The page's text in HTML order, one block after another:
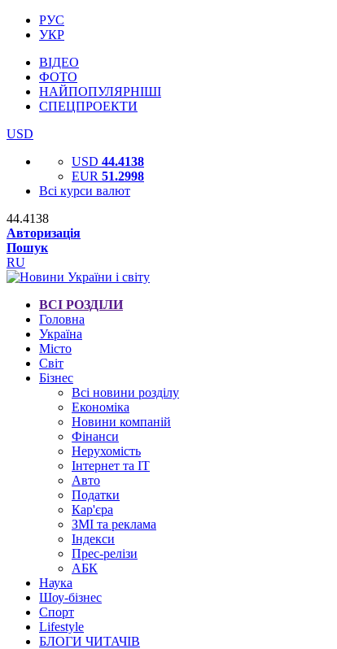
РУС
УКР
ВІДЕО
ФОТО
НАЙПОПУЛЯРНІШІ
СПЕЦПРОЕКТИ
USD
USD 44.4138
EUR 51.2998
Всі курси валют
44.4138
Авторизація
Пошук
RU
ВСІ РОЗДІЛИ
Головна
Україна
Місто
Світ
Бізнес
Всі новини розділу
Економіка
Новини компаній
Фінанси
Нерухомість
Інтернет та IT
Авто
Податки
Кар'єра
ЗМІ та реклама
Індекси
Прес-релізи
АБК
Наука
Шоу-бізнес
Спорт
Lifestyle
БЛОГИ ЧИТАЧІВ